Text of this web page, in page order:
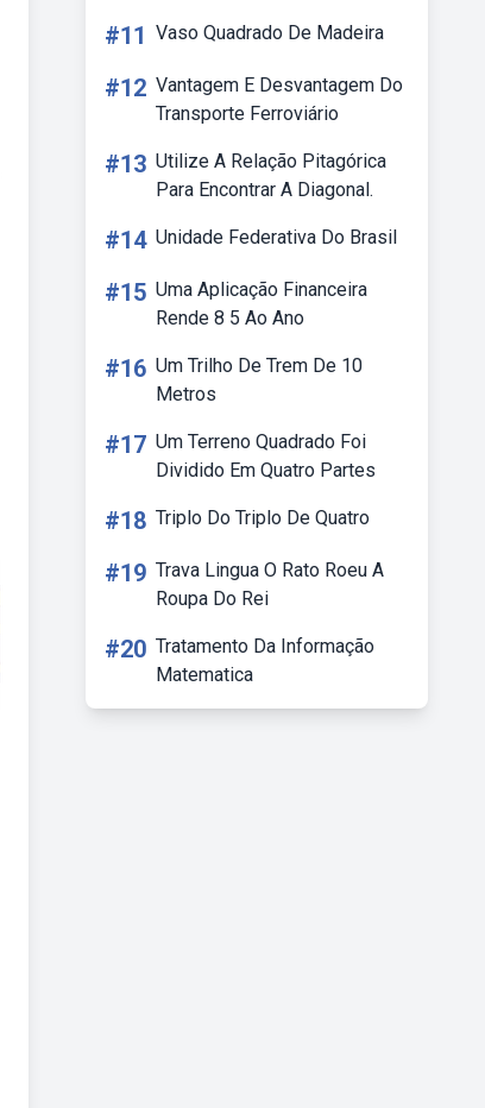
#11 Vaso Quadrado De Madeira
#12 Vantagem E Desvantagem Do
Transporte Ferroviário
#13 Utilize A Relação Pitagórica
Para Encontrar A Diagonal.
#14 Unidade Federativa Do Brasil
#15 Uma Aplicação Financeira
Rende 8 5 Ao Ano
#16 Um Trilho De Trem De 10
Metros
#17 Um Terreno Quadrado Foi
Dividido Em Quatro Partes
#18 Triplo Do Triplo De Quatro
#19 Trava Lingua O Rato Roeu A
Roupa Do Rei
#20 Tratamento Da Informação
Matematica